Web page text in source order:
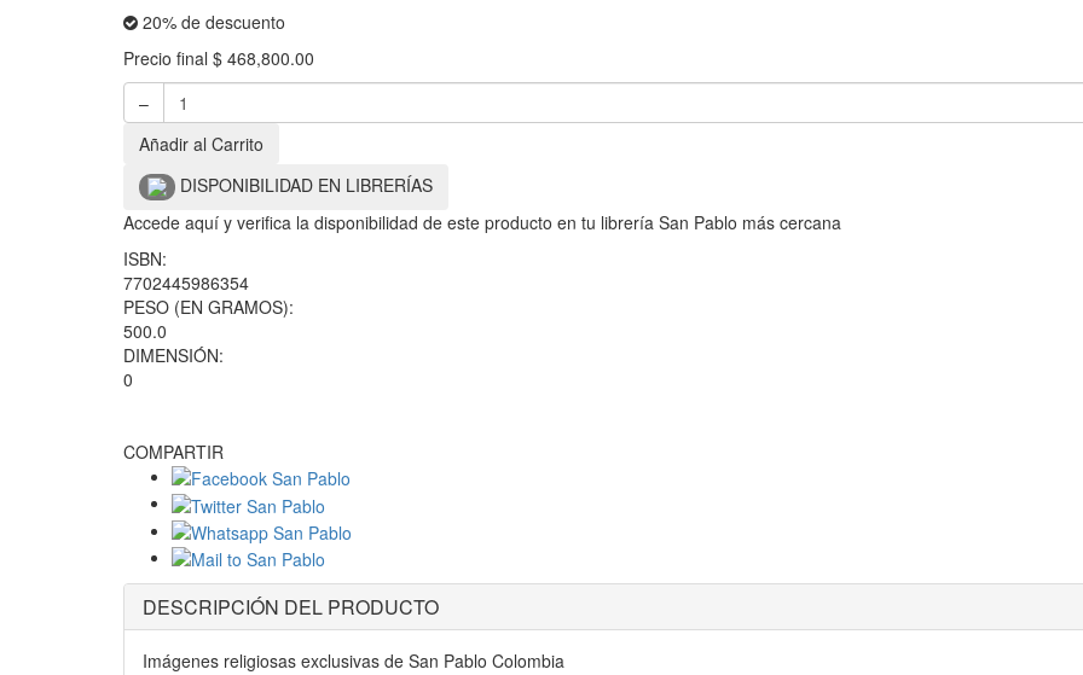
20% de descuento
Precio final $ 468,800.00
–
Añadir al Carrito
DISPONIBILIDAD EN LIBRERÍAS
Accede aquí y verifica la disponibilidad de este producto en tu librería San Pablo más cercana
ISBN:
7702445986354
PESO (EN GRAMOS):
500.0
DIMENSIÓN:
0
COMPARTIR
DESCRIPCIÓN DEL PRODUCTO
Imágenes religiosas exclusivas de San Pablo Colombia